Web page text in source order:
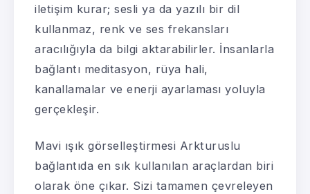
iletişim kurar; sesli ya da yazılı bir dil
kullanmaz, renk ve ses frekansları
aracılığıyla da bilgi aktarabilirler. İnsanlarla
bağlantı meditasyon, rüya hali,
kanallamalar ve enerji ayarlaması yoluyla
gerçekleşir.
Mavi ışık görselleştirmesi Arkturuslu
bağlantıda en sık kullanılan araçlardan biri
olarak öne çıkar. Sizi tamamen çevreleyen